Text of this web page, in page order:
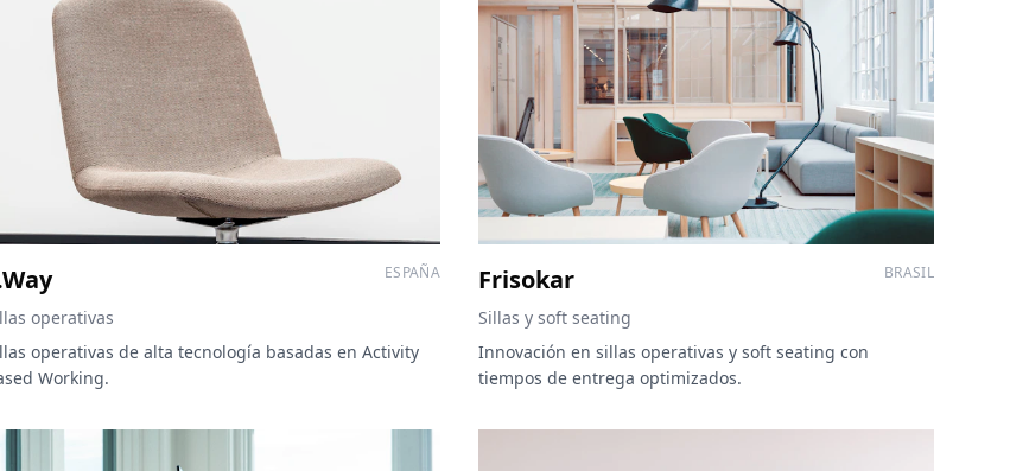
ESPAÑA
operativas
operativas de alta tecnología basadas en Activity
Working.
Frisokar BRASIL
Sillas y soft seating
Innovación en sillas operativas y soft seating con
tiempos de entrega optimizados.